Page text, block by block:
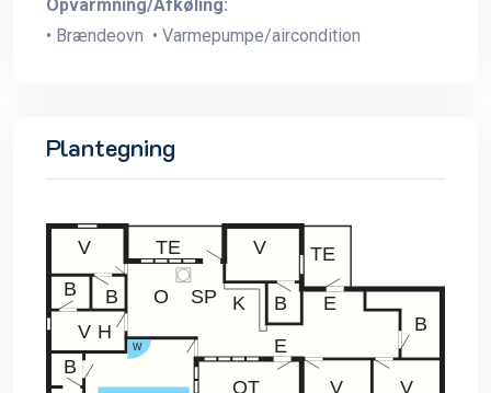
Opvarmning/Afkøling:
• Brændeovn • Varmepumpe/aircondition
Plantegning